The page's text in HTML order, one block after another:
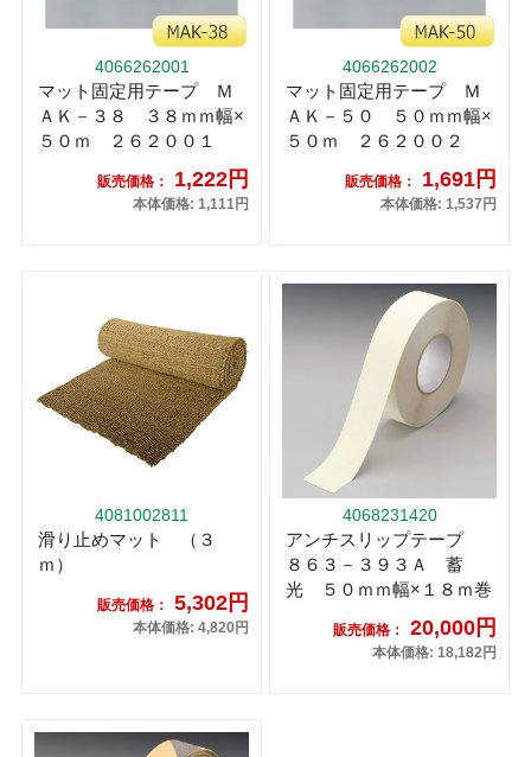
4066262001
マット固定用テープ Ｍ
ＡＫ－３８ ３８ｍｍ幅×
５０ｍ ２６２００１
販売価格： 1,222円
本体価格: 1,111円
4066262002
マット固定用テープ Ｍ
ＡＫ－５０ ５０ｍｍ幅×
５０ｍ ２６２００２
販売価格： 1,691円
本体価格: 1,537円
4081002811
滑り止めマット （３
ｍ）
販売価格： 5,302円
本体価格: 4,820円
4068231420
アンチスリップテープ
８６３－３９３Ａ 蓄
光 ５０ｍｍ幅×１８ｍ巻
販売価格： 20,000円
本体価格: 18,182円